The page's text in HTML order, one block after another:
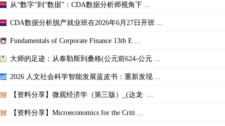
从“数字”到“数据”：CDA数据分析师视角下 ...
CDA数据分析脱产就业班在2026年6月27日开班 ...
Fundamentals of Corporate Finance 13th E ...
大师的足迹：从泰勒斯到桑格(公元前624-公元 ...
2026 人文社会科学智能发展蓝皮书：重新发现 ...
【资料分享】微观经济学（第三版）_(达龙· ...
【资料分享】Microeconomics for the Criti ...